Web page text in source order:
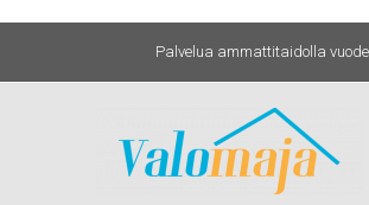
Palvelua ammattitaidolla